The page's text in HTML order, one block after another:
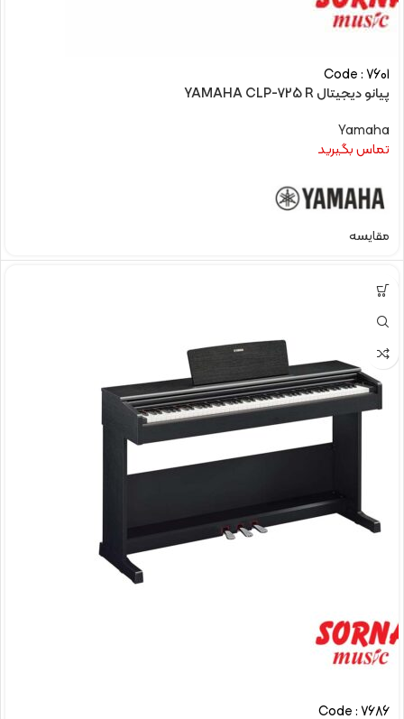
Code : 7601
پیانو دیجیتال YAMAHA CLP-725 R
Yamaha
تماس بگیرید
مقایسه
Code : 7686